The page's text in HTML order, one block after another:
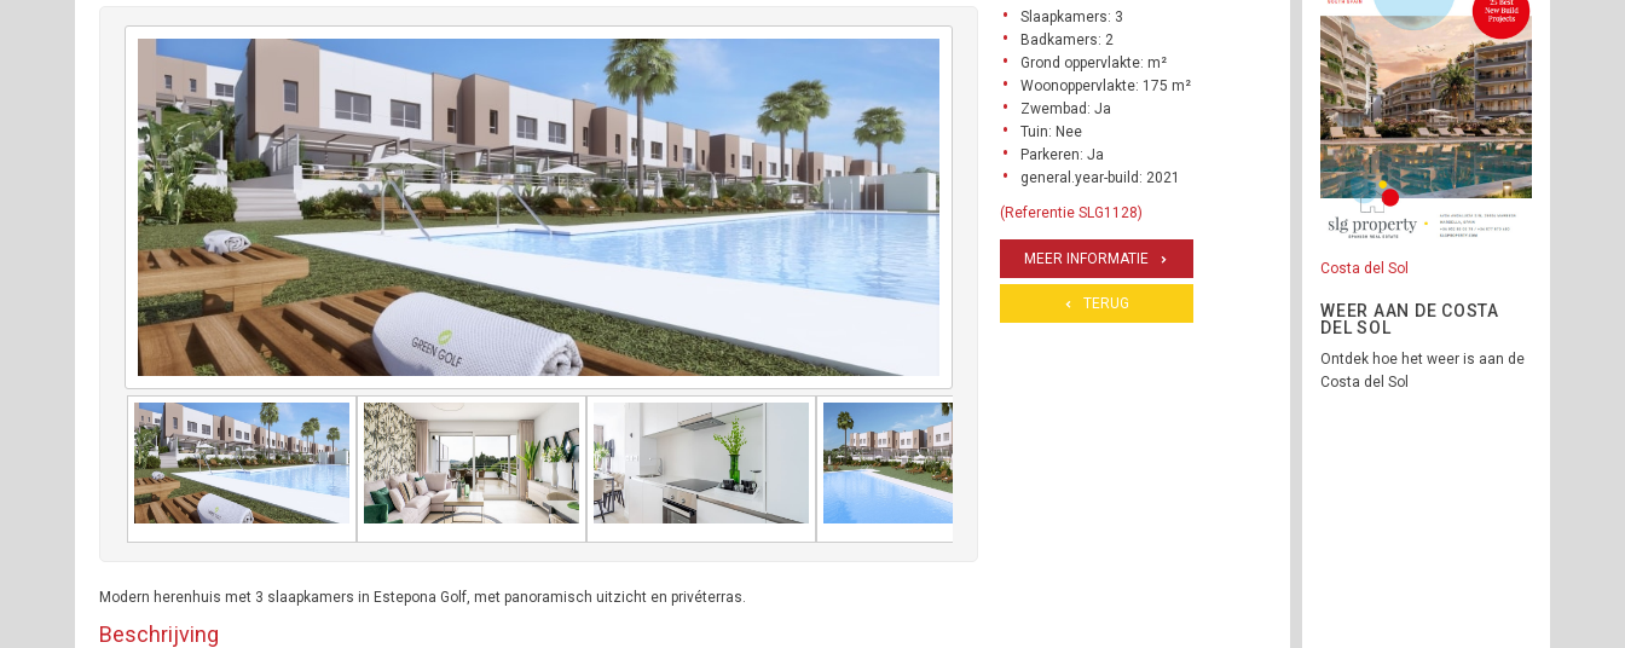
Slaapkamers: 3
Badkamers: 2
Grond oppervlakte: m²
Woonoppervlakte: 175 m²
Zwembad: Ja
Tuin: Nee
Parkeren: Ja
general.year-build: 2021
(Referentie SLG1128)
MEER INFORMATIE
TERUG
Modern herenhuis met 3 slaapkamers in Estepona Golf, met panoramisch uitzicht en privéterras.
Beschrijving
Costa del Sol
WEER AAN DE COSTA
DEL SOL
Ontdek hoe het weer is aan de
Costa del Sol